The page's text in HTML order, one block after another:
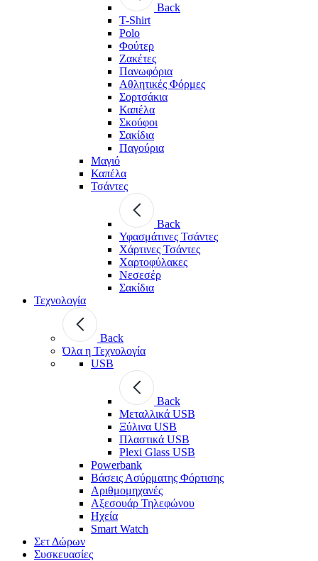
Back
T-Shirt
Polo
Φούτερ
Ζακέτες
Πανωφόρια
Αθλητικές Φόρμες
Σορτσάκια
Καπέλα
Σκούφοι
Σακίδια
Παγούρια
Μαγιό
Καπέλα
Τσάντες
Back
Υφασμάτινες Τσάντες
Χάρτινες Τσάντες
Χαρτοφύλακες
Νεσεσέρ
Σακίδια
Τεχνολογία
Back
Όλα η Τεχνολογία
USB
Back
Μεταλλικά USB
Ξύλινα USB
Πλαστικά USB
Plexi Glass USB
Powerbank
Βάσεις Ασύρματης Φόρτισης
Αριθμομηχανές
Αξεσουάρ Τηλεφώνου
Ηχεία
Smart Watch
Σετ Δώρων
Συσκευασίες